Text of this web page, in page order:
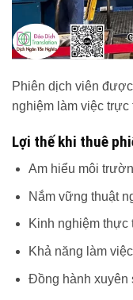
Phiên dịch viên
nghiệm làm việc trực
Lợi thế khi thuê
Am hiểu môi
Nắm vững thuật
Kinh nghiệm
Khả năng làm
Đồng hành xuyên